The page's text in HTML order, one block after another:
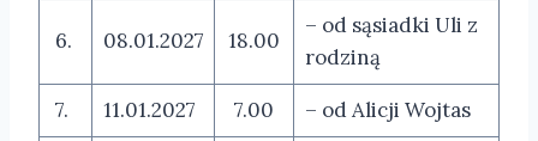
6. 08.01.2027 18.00
– od sąsiadki Uli z
rodziną
7.
11.01.2027 7.00 – od Alicji Wojtas